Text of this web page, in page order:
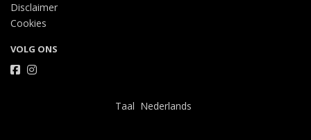
Disclaimer
Cookies
VOLG ONS
Taal